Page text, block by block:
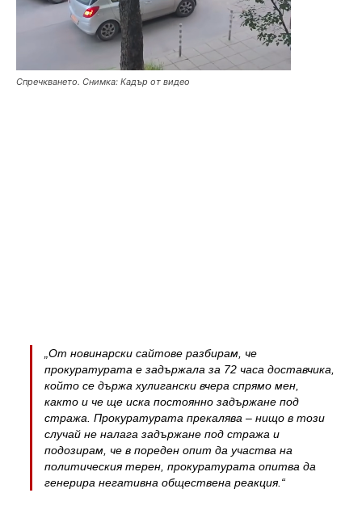
Спречкването. Снимка: Кадър от видео
„От новинарски сайтове разбирам, че
прокуратурата е задържала за 72 часа доставчика,
който се държа хулигански вчера спрямо мен,
както и че ще иска постоянно задържане под
стража. Прокуратурата прекалява – нищо в този
случай не налага задържане под стража и
подозирам, че в пореден опит да участва на
политическия терен, прокуратурата опитва да
генерира негативна обществена реакция.“